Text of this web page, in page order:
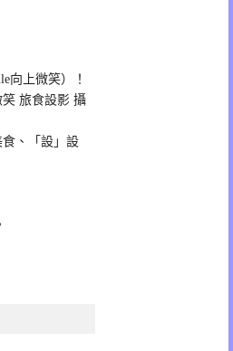
向上微笑）！
旅食設影 攝
、「設」設